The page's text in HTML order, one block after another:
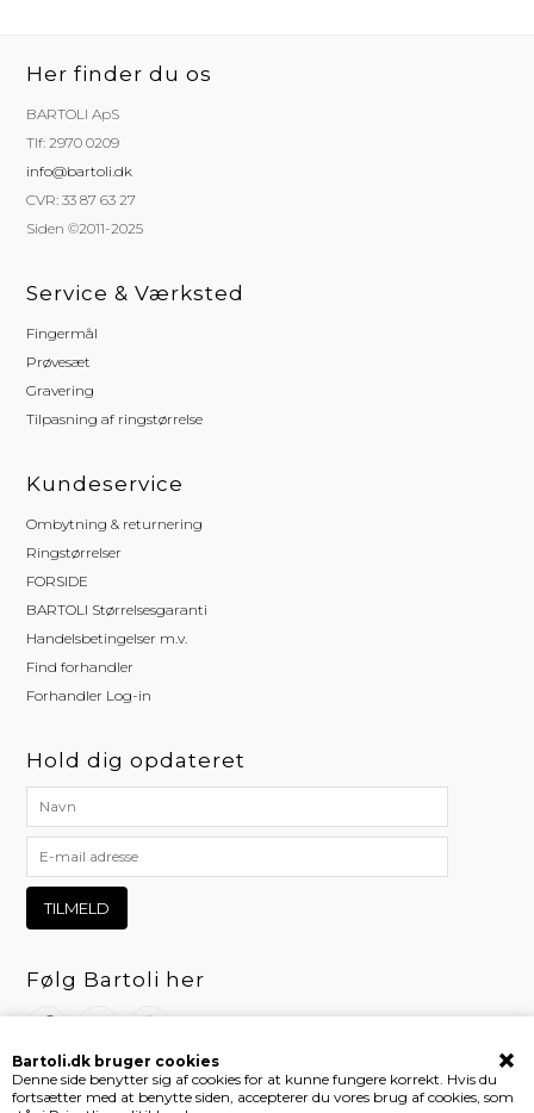
Bartoli.dk bruger cookies
Denne side benytter sig af cookies for at kunne fungere korrekt. Hvis du
fortsætter med at benytte siden, accepterer du vores brug af cookies, som
Her finder du os
BARTOLI ApS
Tlf: 2970 0209
info@bartoli.dk
CVR: 33 87 63 27
Siden ©2011-2025
Service & Værksted
Fingermål
Prøvesæt
Gravering
Tilpasning af ringstørrelse
Kundeservice
Ombytning & returnering
Ringstørrelser
FORSIDE
BARTOLI Størrelsesgaranti
Handelsbetingelser m.v.
Find forhandler
Forhandler Log-in
Hold dig opdateret
Følg Bartoli her